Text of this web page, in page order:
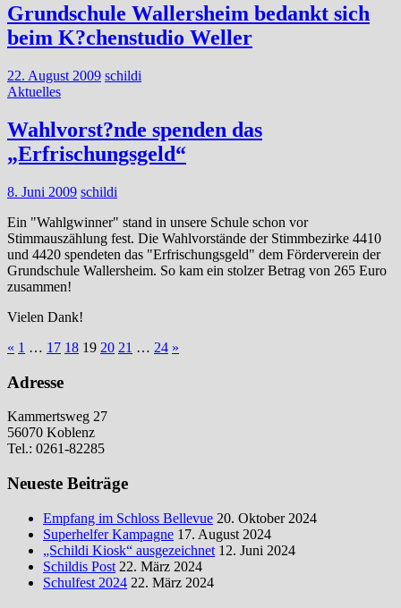
Grundschule Wallersheim bedankt sich
beim K?chenstudio Weller
22. August 2009 schildi
Aktuelles
Wahlvorst?nde spenden das
„Erfrischungsgeld“
8. Juni 2009 schildi
Ein "Wahlgwinner" stand in unsere Schule schon vor
Stimmauszählung fest. Die Wahlvorstände der Stimmbezirke 4410
und 4420 spendeten das "Erfrischungsgeld" dem Förderverein der
Grundschule Wallersheim. So kam ein stolzer Betrag von 265 Euro
zusammen!
Vielen Dank!
Seitennummerierung
der
« Vorherige
1 … 17 18 19 20 21 … 24 Nächste
»
Adresse
Kammertsweg 27
56070 Koblenz
Tel.: 0261-82285
Neueste Beiträge
Empfang im Schloss Bellevue 20. Oktober 2024
Superhelfer Kampagne 17. August 2024
„Schildi Kiosk“ ausgezeichnet 12. Juni 2024
Schildis Post 22. März 2024
Schulfest 2024 22. März 2024